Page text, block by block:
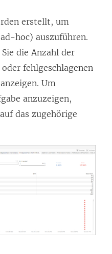
r
d
i
n
n
e
u
m
F
erstellt, um
hoc) auszuführen.
die Anzahl der
fehlgeschlagenen
Um
anzuzeigen,
das zugehörige